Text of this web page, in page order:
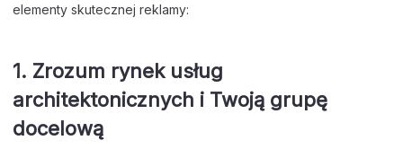
elementy skutecznej reklamy:
1. Zrozum rynek usług
architektonicznych i Twoją grupę
docelową